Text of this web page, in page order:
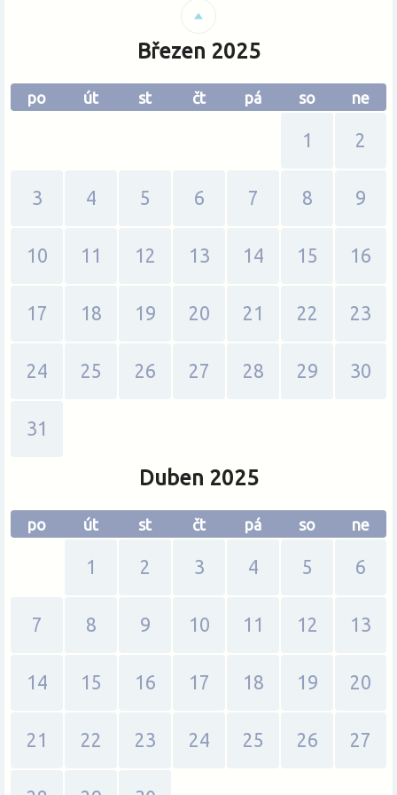
Změnit měnu
Březen 2025
po út st čt pá so ne
1 2
3 4 5 6 7 8 9
10 11 12 13 14 15 16
17 18 19 20 21 22 23
24 25 26 27 28 29 30
31
Duben 2025
po út st čt pá so ne
1 2 3 4 5 6
7 8 9 10 11 12 13
14 15 16 17 18 19 20
21 22 23 24 25 26 27